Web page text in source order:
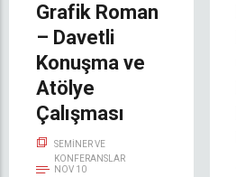
Grafik Roman
– Davetli
Konuşma ve
Atölye
Çalışması
SEMINER VE
KONFERANSLAR
NOV 10